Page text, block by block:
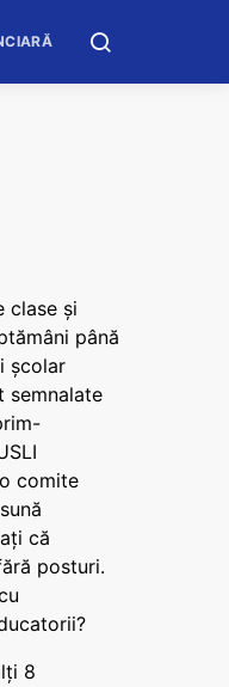
clase și
până
școlar
semnalate
comite
că
posturi.
8